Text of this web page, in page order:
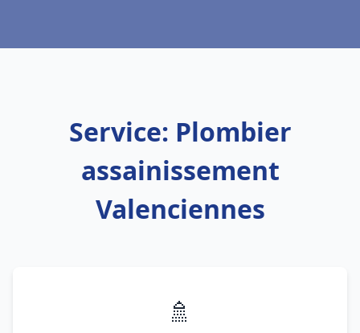
Service: Plombier
assainissement
Valenciennes
🚿